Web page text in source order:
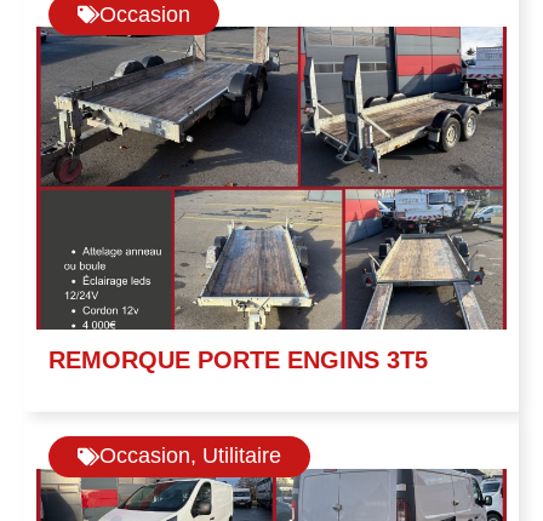
Occasion
REMORQUE PORTE ENGINS 3T5
Occasion, Utilitaire